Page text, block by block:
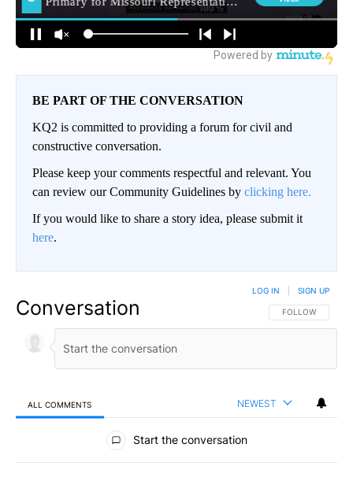
BE PART OF THE CONVERSATION
KQ2 is committed to providing a forum for civil and
constructive conversation.
Please keep your comments respectful and relevant. You
can review our Community Guidelines by clicking here.
If you would like to share a story idea, please submit it
here.
Conversation FOLLOW THIS
FOLLOW
LOG IN SIGN UP
ALL COMMENTS NEWEST
All Comments
Start the conversation